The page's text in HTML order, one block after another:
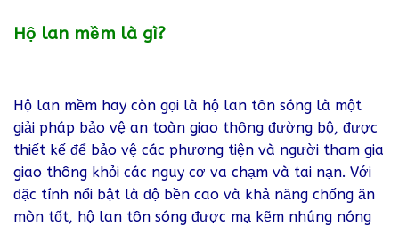
Hộ lan mềm là gì?
Hộ lan mềm hay còn gọi là hộ lan tôn sóng là một
giải pháp bảo vệ an toàn giao thông đường bộ, được
thiết kế để bảo vệ các phương tiện và người tham gia
giao thông khỏi các nguy cơ va chạm và tai nạn. Với
đặc tính nổi bật là độ bền cao và khả năng chống ăn
mòn tốt, hộ lan tôn sóng được mạ kẽm nhúng nóng